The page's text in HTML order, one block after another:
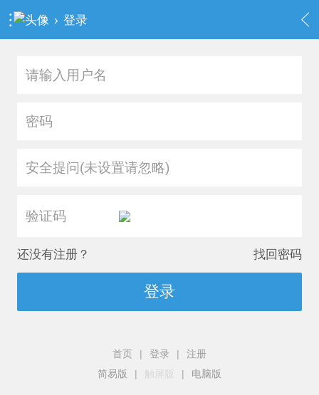
› 登录
安全提问(未设置请忽略)
还没有注册？ 找回密码
登录
首页 | 登录 |
注册
简易版
| 触屏版 | 电脑版